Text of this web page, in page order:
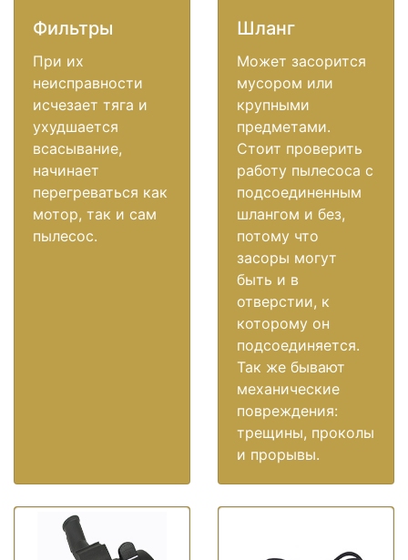
Фильтры
При их
неисправности
исчезает тяга и
ухудшается
всасывание,
начинает
перегреваться как
мотор, так и сам
пылесос.
Шланг
Может засорится
мусором или
крупными
предметами.
Стоит проверить
работу пылесоса с
подсоединенным
шлангом и без,
потому что
засоры могут
быть и в
отверстии, к
которому он
подсоединяется.
Так же бывают
механические
повреждения:
трещины, проколы
и прорывы.